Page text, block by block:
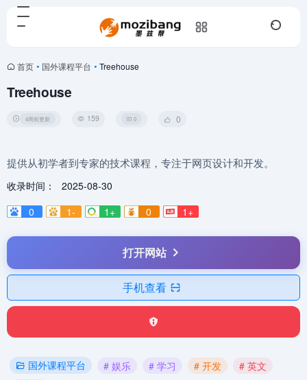
首页 • 国外课程平台 • Treehouse
Treehouse
4周前更新 159 0 0
提供从初学者到专家的技术课程，专注于网页设计和开发。
收录时间：
2025-08-30
0
1- 1+ 0 1+
打开网站
手机查看
国外课程平台 # 娱乐 # 学习 # 开发
# 英文